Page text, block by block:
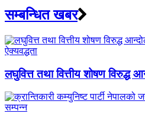
सम्बन्धित खबर
लघुवित्त तथा वित्तीय शोषण विरुद्ध